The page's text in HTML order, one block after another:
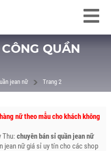
QUẦN
jean nữ Trang 2
nữ theo mẫu cho khách không
Thu: chuyên bán sỉ quần jean nữ
jean nữ giá sỉ uy tín cho các shop